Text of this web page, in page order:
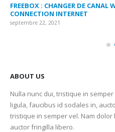
FREEBOX : CHANGER DE CANAL
CONNECTION INTERNET
septembre 22, 2021
ABOUT US
Nulla nunc dui, tristique in
ligula, faucibus id sodales in,
tristique in semper vel. Nam
auctor fringilla libero.